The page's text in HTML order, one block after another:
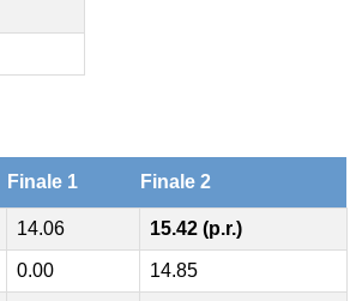
Finale 1 Finale 2
14.06 15.42 (p.r.)
0.00 14.85